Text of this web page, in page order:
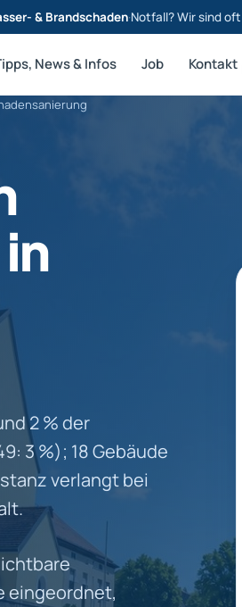
& Brandschaden·Notfall? Wir sind
News & Infos Job Kontakt
2 % der
3 %); 18 Gebäude
verlangt bei
eingeordnet,